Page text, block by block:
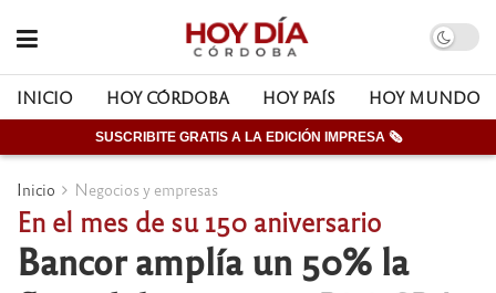
INICIO HOY CÓRDOBA HOY PAÍS HOY MUNDO
SUSCRIBITE GRATIS A LA EDICIÓN IMPRESA 🗞
Inicio Negocios y empresas
En el mes de su 150 aniversario
Bancor amplía un 50% la